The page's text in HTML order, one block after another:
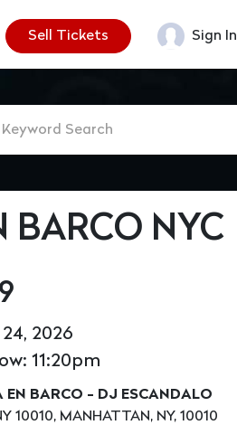
Sell Tickets Sign In
BARCO NYC
2026
11:20pm
BARCO - DJ ESCANDALO
10010, MANHATTAN, NY, 10010